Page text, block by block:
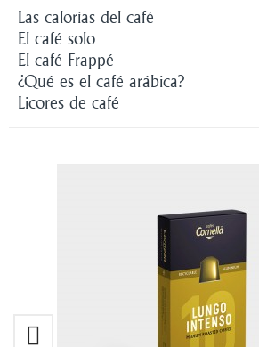
Las calorías del café
El café solo
El café Frappé
¿Qué es el café arábica?
Licores de café